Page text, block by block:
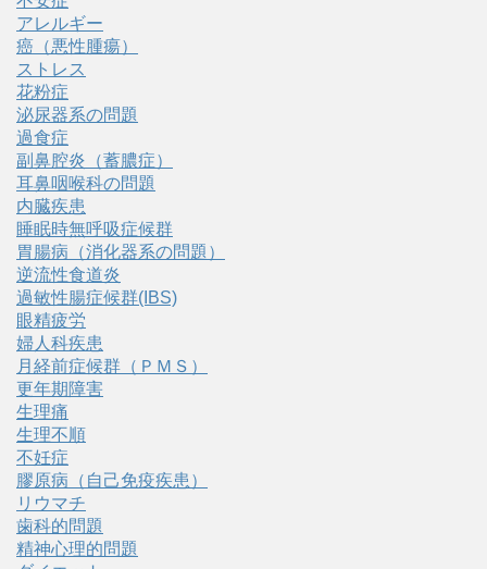
アレルギー
癌（悪性腫瘍）
ストレス
花粉症
泌尿器系の問題
過食症
副鼻腔炎（蓄膿症）
耳鼻咽喉科の問題
内臓疾患
睡眠時無呼吸症候群
胃腸病（消化器系の問題）
逆流性食道炎
過敏性腸症候群(IBS)
眼精疲労
婦人科疾患
月経前症候群（ＰＭＳ）
更年期障害
生理痛
生理不順
不妊症
膠原病（自己免疫疾患）
リウマチ
歯科的問題
精神心理的問題